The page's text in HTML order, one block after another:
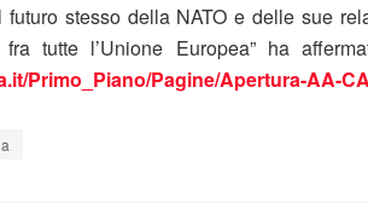
stesso della NATO e delle sue
tutte l’Unione Europea” ha
Primo_Piano/Pagine/Apertura-AA-